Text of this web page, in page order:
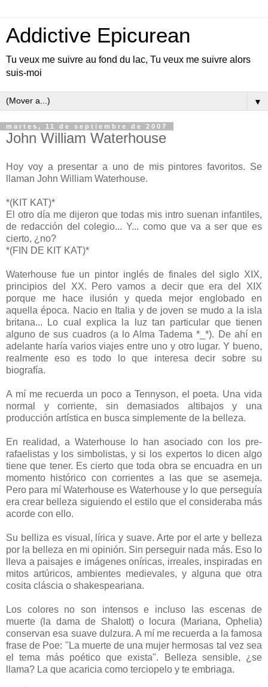
Addictive Epicurean
Tu veux me suivre au fond du lac, Tu veux me suivre alors
suis-moi
▼
martes, 11 de septiembre de 2007
John William Waterhouse
Hoy voy a presentar a uno de mis pintores favoritos. Se
llaman John William Waterhouse.
*(KIT KAT)*
El otro día me dijeron que todas mis intro suenan infantiles,
de redacción del colegio... Y... como que va a ser que es
cierto, ¿no?
*(FIN DE KIT KAT)*
Waterhouse fue un pintor inglés de finales del siglo XIX,
principios del XX. Pero vamos a decir que era del XIX
porque me hace ilusión y queda mejor englobado en
aquella época. Nacio en Italia y de joven se mudo a la isla
britana... Lo cual explica la luz tan particular que tienen
alguno de sus cuadros (a lo Alma Tadema *_*). De ahí en
adelante haría varios viajes entre uno y otro lugar. Y bueno,
realmente eso es todo lo que interesa decir sobre su
biografía.
A mí me recuerda un poco a Tennyson, el poeta. Una vida
normal y corriente, sin demasiados altibajos y una
producción artística en busca simplemente de la belleza.
En realidad, a Waterhouse lo han asociado con los pre-
rafaelistas y los simbolistas, y si los expertos lo dicen algo
tiene que tener. Es cierto que toda obra se encuadra en un
momento histórico con corrientes a las que se asemeja.
Pero para mí Waterhouse es Waterhouse y lo que perseguía
era crear belleza siguiendo el estilo que el consideraba más
acorde con ello.
Su belliza es visual, lírica y suave. Arte por el arte y belleza
por la belleza en mi opinión. Sin perseguir nada más. Eso lo
lleva a paisajes e imágenes oníricas, irreales, inspiradas en
mitos artúricos, ambientes medievales, y alguna que otra
cosita cláscia o shakespeariana.
Los colores no son intensos e incluso las escenas de
muerte (la dama de Shalott) o locura (Mariana, Ophelia)
conservan esa suave dulzura. A mí me recuerda a la famosa
frase de Poe: "La muerte de una mujer hermosas tal vez sea
el tema más poético que exista". Belleza sensible, ¿se
llama? La que acaricia como terciopelo y te embriaga.